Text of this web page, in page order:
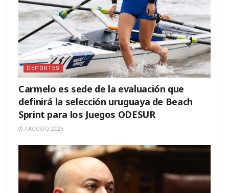
DEPORTES
Carmelo es sede de la evaluación que
definirá la selección uruguaya de Beach
Sprint para los Juegos ODESUR
7 AGOSTO, 2026